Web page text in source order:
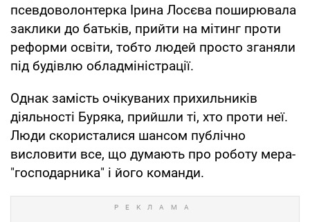
псевдоволонтерка Ірина Лосєва поширювала
заклики до батьків, прийти на мітинг проти
реформи освіти, тобто людей просто зганяли
під будівлю обладміністрації.
Однак замість очікуваних прихильників
діяльності Буряка, прийшли ті, хто проти неї.
Люди скористалися шансом публічно
висловити все, що думають про роботу мера-
"господарника" і його команди.